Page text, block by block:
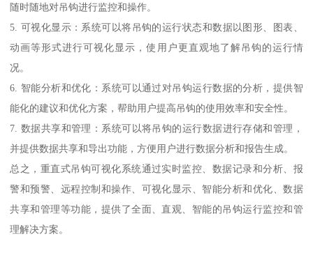
随时随地对吊钩进行监控和操作。
5. 可视化显示：系统可以将吊钩的运行状态和数据以图形、图表、
动画等形式进行可视化显示，使用户更直观地了解吊钩的运行情
况。
6. 智能分析和优化：系统可以通过对吊钩运行数据的分析，提供智
能化的建议和优化方案，帮助用户提高吊钩的使用效率和安全性。
7. 数据共享和管理：系统可以将吊钩的运行数据进行存储和管理，
并提供数据共享和导出功能，方便用户进行数据分析和报告生成。
总之，重直式吊钩可视化系统通过实时监控、数据记录和分析、报
警和预警、远程控制和操作、可视化显示、智能分析和优化、数据
共享和管理等功能，提供了全面、直观、智能的吊钩运行监控和管
理解决方案。